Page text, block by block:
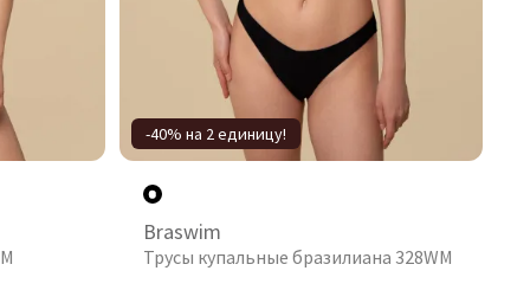
-40% на 2 единицу!
Braswim
Трусы купальные бразилиана 328WM